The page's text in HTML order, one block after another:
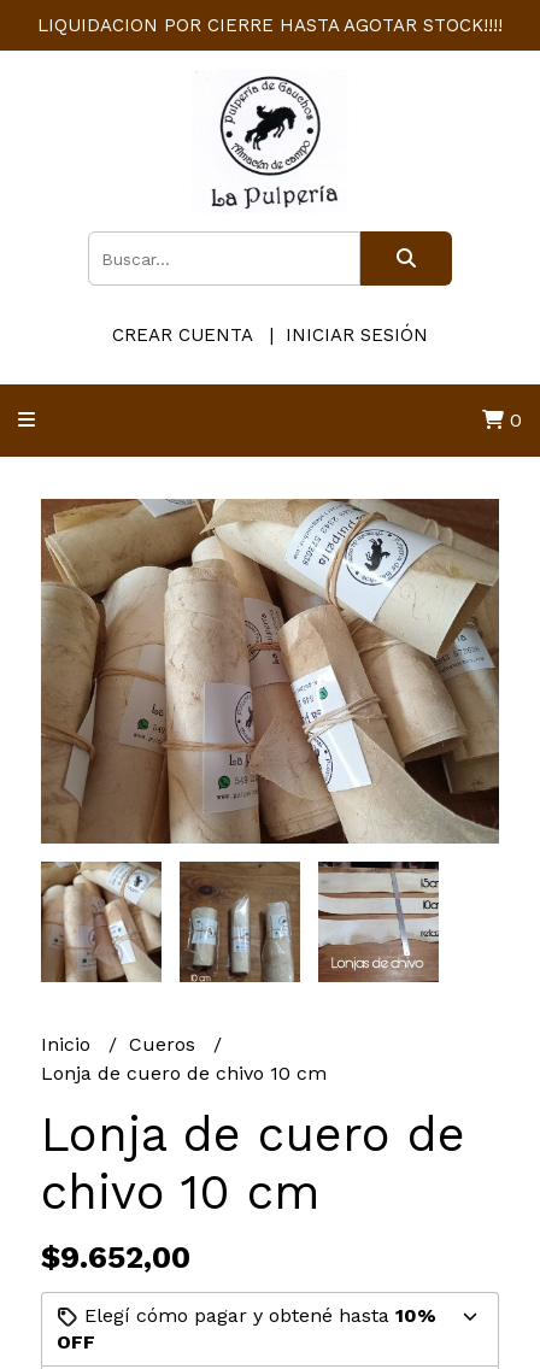
LIQUIDACION POR CIERRE HASTA AGOTAR STOCK!!!!
CREAR CUENTA INICIAR SESIÓN
0
Inicio
Cueros
Lonja de cuero de chivo 10 cm
Lonja de cuero de
chivo 10 cm
$9.652,00
Elegí cómo pagar y obtené hasta 10%
OFF